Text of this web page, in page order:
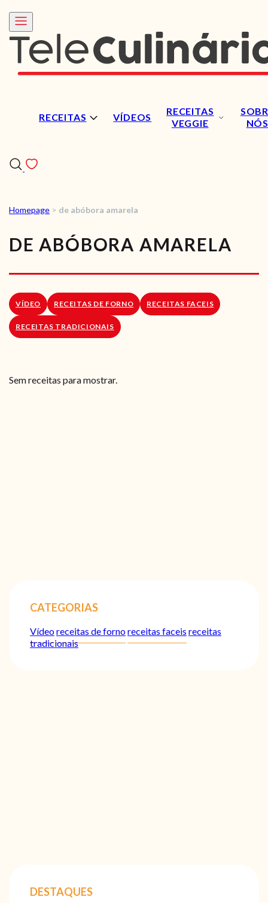
RECEITAS VÍDEOS
RECEITAS
VEGGIE
NÓS
RECEITAS
VÍDEOS
RECEITAS VEGGIE
SOBRE NÓS
LOJA ONLINE
Homepage > de abóbora amarela
DE ABÓBORA AMARELA
VÍDEO RECEITAS DE FORNO RECEITAS FACEIS
RECEITAS TRADICIONAIS
Sem receitas para mostrar.
CATEGORIAS
Vídeoreceitas de fornoreceitas faceis receitas
tradicionais
DESTAQUES